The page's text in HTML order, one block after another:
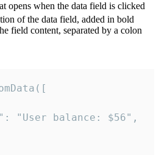
opens when the data field is clicked
of the data field, added in bold
field content, separated by a colon
"User balance: $56",